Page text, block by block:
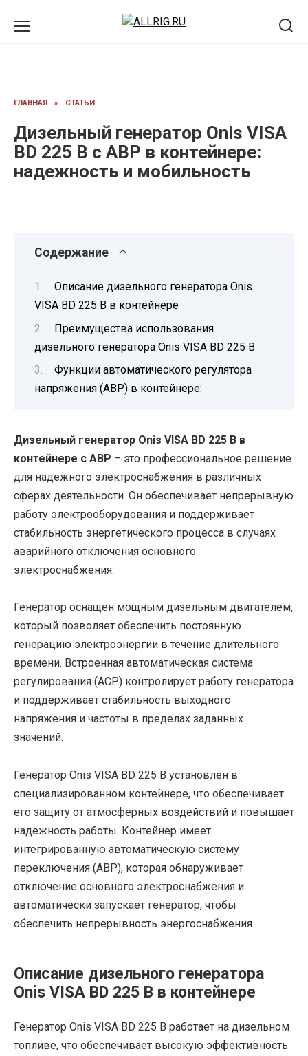
ГЛАВНАЯ » СТАТЬИ
Дизельный генератор Onis VISA
BD 225 B с АВР в контейнере:
надежность и мобильность
Содержание
Описание дизельного генератора Onis
VISA BD 225 B в контейнере
Преимущества использования
дизельного генератора Onis VISA BD 225 B
Функции автоматического регулятора
напряжения (АВР) в контейнере:
Дизельный генератор Onis VISA BD 225 B в
контейнере с АВР – это профессиональное решение
для надежного электроснабжения в различных
сферах деятельности. Он обеспечивает непрерывную
работу электрооборудования и поддерживает
стабильность энергетического процесса в случаях
аварийного отключения основного
электроснабжения.
Генератор оснащен мощным дизельным двигателем,
который позволяет обеспечить постоянную
генерацию электроэнергии в течение длительного
времени. Встроенная автоматическая система
регулирования (АСР) контролирует работу генератора
и поддерживает стабильность выходного
напряжения и частоты в пределах заданных
значений.
Генератор Onis VISA BD 225 B установлен в
специализированном контейнере, что обеспечивает
его защиту от атмосферных воздействий и повышает
надежность работы. Контейнер имеет
интегрированную автоматическую систему
переключения (АВР), которая обнаруживает
отключение основного электроснабжения и
автоматически запускает генератор, чтобы
обеспечить непрерывность энергоснабжения.
Описание дизельного генератора
Onis VISA BD 225 B в контейнере
Генератор Onis VISA BD 225 B работает на дизельном
топливе, что обеспечивает высокую эффективность